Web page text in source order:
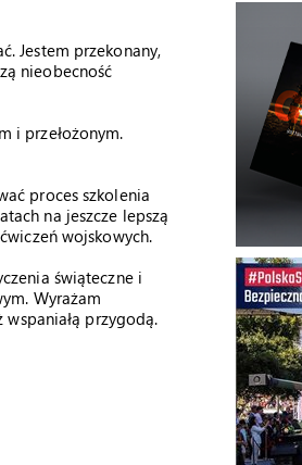
Jestem przekonany,
nieobecność
i przełożonym.
proces szkolenia
na jeszcze lepszą
wojskowych.
świąteczne i
Wyrażam
przygodą.